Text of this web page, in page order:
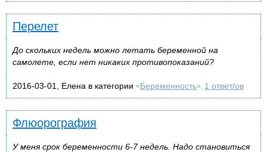
Перелет
До скольких недель можно летать беременной на
самолете, если нет никаких противопоказаний?
2016-03-01, Елена в категории «Беременность», 1 ответ/ов
Флюорография
У меня срок беременности 6-7 недель. Надо становиться